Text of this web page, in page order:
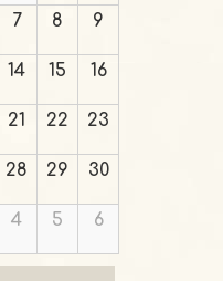
i
o
n
7 8 9
14 15 16
21 22 23
28 29 30
4 5 6